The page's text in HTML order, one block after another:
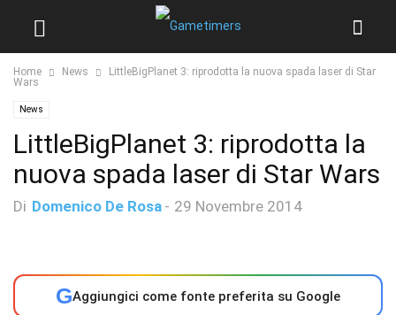
Home News
LittleBigPlanet 3: riprodotta la nuova spada laser di Star
Wars
News
LittleBigPlanet 3: riprodotta la
nuova spada laser di Star Wars
Di Domenico De Rosa - 29 Novembre 2014
GAggiungici come fonte preferita su Google